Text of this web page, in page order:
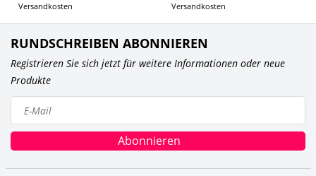
Versandkosten
Versandkosten
RUNDSCHREIBEN ABONNIEREN
Registrieren Sie sich jetzt für weitere Informationen oder neue
Produkte
Abonnieren